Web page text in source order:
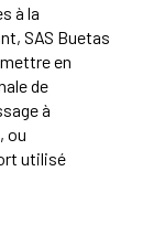
à la
SAS Buetas
en
de
à
ou
utilisé